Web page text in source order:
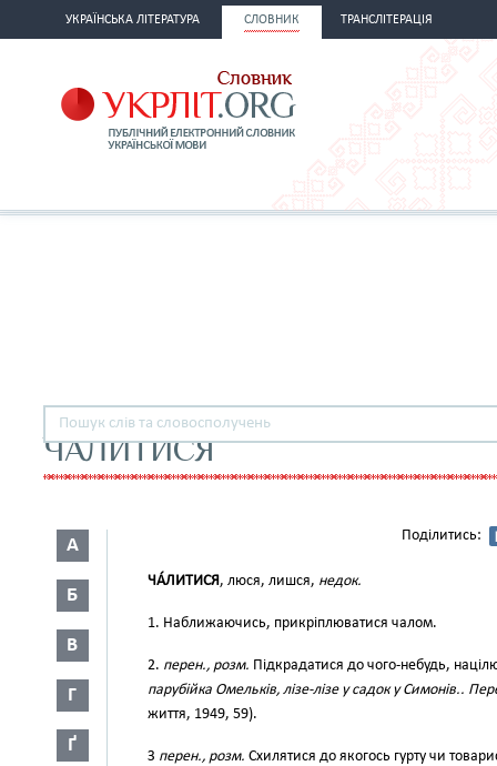
УКРАЇНСЬКА ЛІТЕРАТУРА СЛОВНИК ТРАНСЛІТЕРАЦІЯ
ЧАЛИТИСЯ
А
Б
В
Г
Ґ
Поділитись:
ЧА́ЛИТИСЯ, люся, лишся, недок.
1. Наближаючись, прикріплюватися чалом.
2. перен., розм. Підкрадатися до чого-небудь,
парубійка Омельків, лізе-лізе у садок у Симонів..
життя, 1949, 59).
З перен., розм. Схилятися до якогось гурту чи